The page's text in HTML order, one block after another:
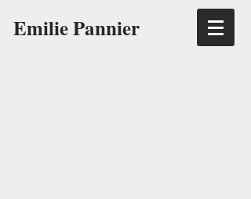
Emilie Pannier